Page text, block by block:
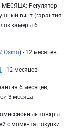
Регулятор
винт (гарантия
камеры 6
Osmo) - 12 месяцев
- 12 месяцев
6 месяцев,
3 месяца
товары
с момента покупки